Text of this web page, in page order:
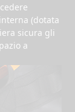
(dotata
sicura gli
a